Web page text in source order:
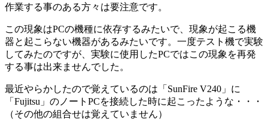
作業する事のある方々は要注意です。
この現象はPCの機種に依存するみたいで、現象が起こる機
器と起こらない機器があるみたいです。一度テスト機で実験
してみたのですが、実験に使用したPCではこの現象を再発
する事は出来ませんでした。
最近やらかしたので覚えているのは「SunFire V240」に
「Fujitsu」のノートPCを接続した時に起こったような・・・
（その他の組合せは覚えていません）